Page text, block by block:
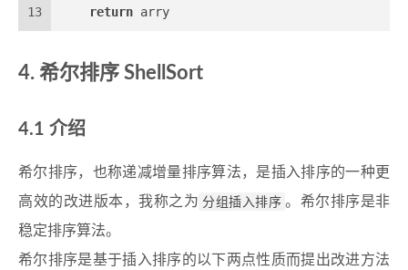
13
return arry
希尔排序 ShellSort
介绍
希尔排序，也称递减增量排序算法，是插入排序的一种更
高效的改进版本，我称之为 分组插入排序 。希尔排序是非
稳定排序算法。
希尔排序是基于插入排序的以下两点性质而提出改进方法